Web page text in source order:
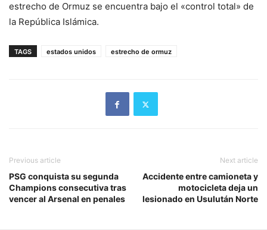
estrecho de Ormuz se encuentra bajo el «control total» de
la República Islámica.
TAGS estados unidos estrecho de ormuz
Previous article
PSG conquista su segunda
Champions consecutiva tras
vencer al Arsenal en penales
Next article
Accidente entre camioneta y
motocicleta deja un
lesionado en Usulután Norte